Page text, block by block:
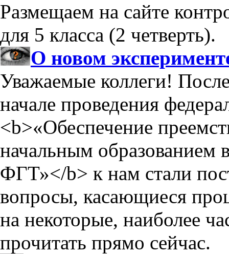
Размещаем на сайте
для 5 класса (2 четверть).
О новом
Уважаемые коллеги!
начале проведения
<b>«Обеспечение
начальным
ФГТ»</b> к нам стали
вопросы, касающиеся
на некоторые, наиболее
прочитать прямо сейчас.